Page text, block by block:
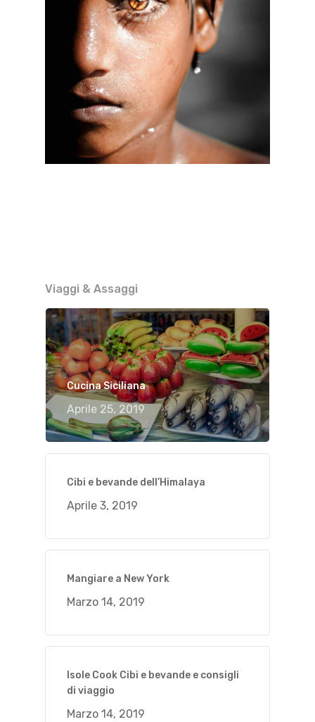
Viaggi & Assaggi
Cucina Siciliana
Aprile 25, 2019
Cibi e bevande dell’Himalaya
Aprile 3, 2019
Mangiare a New York
Marzo 14, 2019
Isole Cook Cibi e bevande e consigli
di viaggio
Marzo 14, 2019